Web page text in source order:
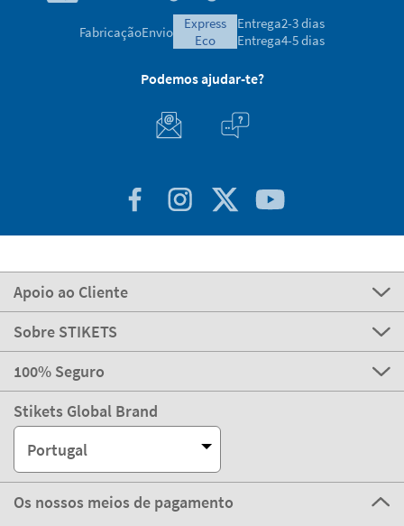
FabricaçãoEnvio
express
eco
Entrega2-3 dias
Entrega4-5 dias
Podemos ajudar-te?
Apoio ao Cliente
Sobre STIKETS
100% Seguro
Stikets Global Brand
Portugal
Os nossos meios de pagamento